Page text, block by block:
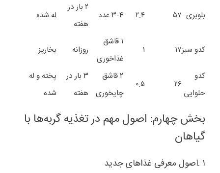
بلوبری ۵۷ ۲.۴ ۳-۴عدد
۲بار در
هفته
له شده
کدو سبز۱۷ ۱
۱ قاشق
غذاخوری
روزانه بخارپز
کدو
حلوایی
۲۶ ۰.۵
۲قاشق
چایخوری
۳بار در
هفته
پخته و له
شده
بخش چهارم: اصول مهم در تغذیه گربه‌ها با
گیاهان
۱ .اصول معرفی غذاهای جدید